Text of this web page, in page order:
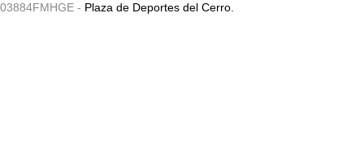
03884FMHGE - Plaza de Deportes del Cerro.